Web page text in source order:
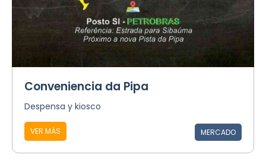
Conveniencia da Pipa
Despensa y kiosco
VER MÁS MERCADO